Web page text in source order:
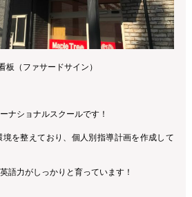
板（ファサードサイン）
ナショナルスクールです！
を整えており、個人別指導計画を作成して
語力がしっかりと育っています！